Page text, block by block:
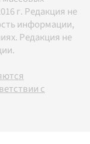
г. Редакция не
информации,
Редакция не
с